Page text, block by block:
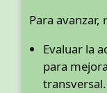
Para
Evaluar la
para
transversal.